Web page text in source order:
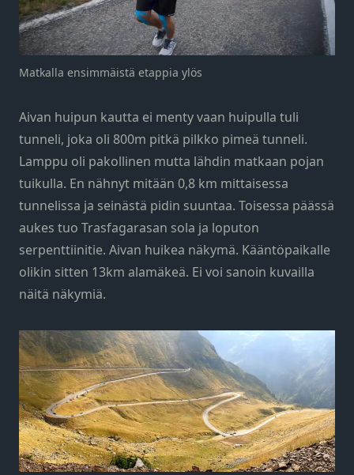
Matkalla ensimmäistä etappia ylös
Aivan huipun kautta ei menty vaan huipulla tuli
tunneli, joka oli 800m pitkä pilkko pimeä tunneli.
Lamppu oli pakollinen mutta lähdin matkaan pojan
tuikulla. En nähnyt mitään 0,8 km mittaisessa
tunnelissa ja seinästä pidin suuntaa. Toisessa päässä
aukes tuo Trasfagarasan sola ja loputon
serpenttiinitie. Aivan huikea näkymä. Kääntöpaikalle
olikin sitten 13km alamäkeä. Ei voi sanoin kuvailla
näitä näkymiä.